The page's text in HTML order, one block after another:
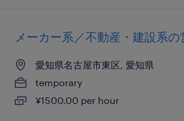
メーカー系／不動産・建設系の
愛知県名古屋市東区, 愛知県
temporary
¥1500.00 per hour